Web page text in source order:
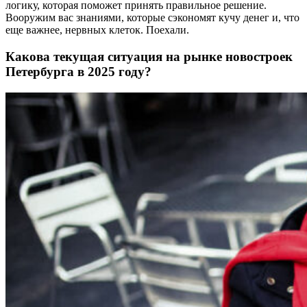
логику, которая поможет принять правильное решение.
Вооружим вас знаниями, которые сэкономят кучу денег и, что
еще важнее, нервных клеток. Поехали.
Какова текущая ситуация на рынке новостроек
Петербурга в 2025 году?